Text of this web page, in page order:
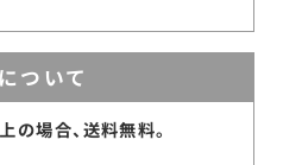
ついて
の場合、送料無料。